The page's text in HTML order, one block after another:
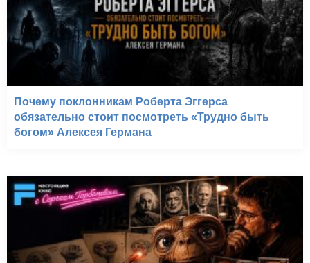
Почему поклонникам Роберта Эггерса
обязательно стоит посмотреть «Трудно быть
богом» Алексея Германа